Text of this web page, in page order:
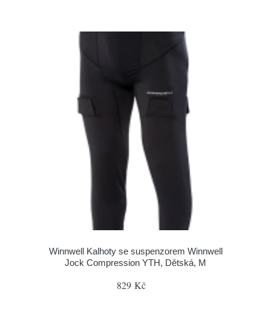
Winnwell Kalhoty se suspenzorem Winnwell
Jock Compression YTH, Dětská, M
829 Kč